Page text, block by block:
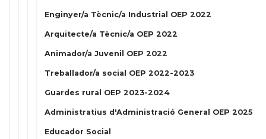
Enginyer/a Tècnic/a Industrial OEP 2022
Arquitecte/a Tècnic/a OEP 2022
Animador/a Juvenil OEP 2022
Treballador/a social OEP 2022-2023
Guardes rural OEP 2023-2024
Administratius d'Administració General OEP 2025
Educador Social